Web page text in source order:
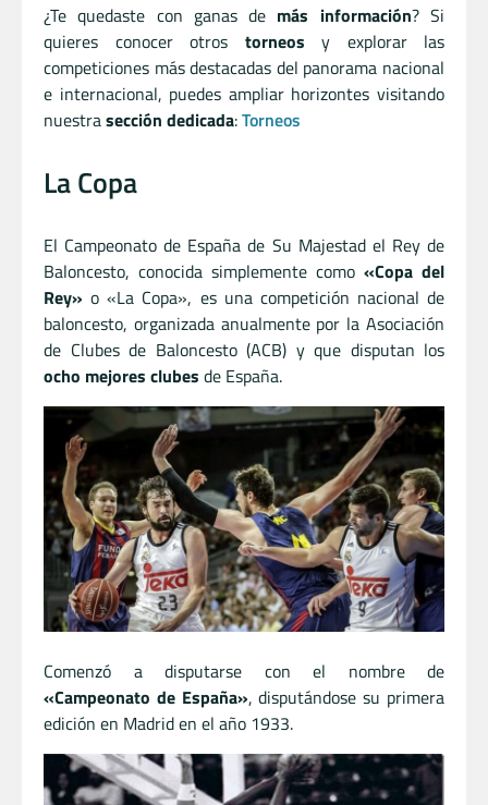
¿Te quedaste con ganas de más información? Si
quieres conocer otros torneos y explorar las
competiciones más destacadas del panorama nacional
e internacional, puedes ampliar horizontes visitando
nuestrasección dedicada:Torneos
La Copa
El Campeonato de España de Su Majestad el Rey de
Baloncesto, conocida simplemente como «Copa del
Rey» o «La Copa», es una competición nacional de
baloncesto, organizada anualmente por la Asociación
de Clubes de Baloncesto (ACB) y que disputan los
ocho mejores clubes de España.
Comenzó a disputarse con el nombre de
«Campeonato de España», disputándose su primera
edición en Madrid en el año 1933.